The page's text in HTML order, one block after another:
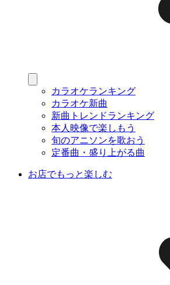
カラオケランキング
カラオケ新曲
新曲トレンドランキング
本人映像で楽しもう
旬のアニソンを歌おう
定番曲・盛り上がる曲
お店でもっと楽しむ